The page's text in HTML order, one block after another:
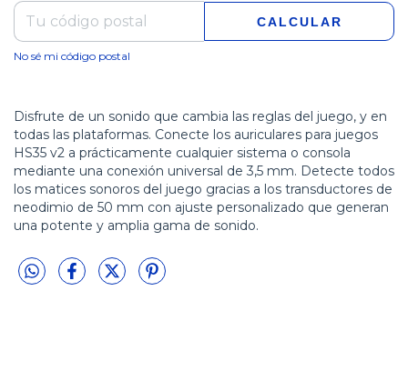
CALCULAR
No sé mi código postal
Disfrute de un sonido que cambia las reglas del juego, y en
todas las plataformas. Conecte los auriculares para juegos
HS35 v2 a prácticamente cualquier sistema o consola
mediante una conexión universal de 3,5 mm. Detecte todos
los matices sonoros del juego gracias a los transductores de
neodimio de 50 mm con ajuste personalizado que generan
una potente y amplia gama de sonido.